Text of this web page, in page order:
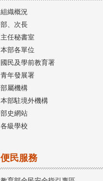
組織概況
部、次長
主任秘書室
本部各單位
國民及學前教育署
青年發展署
部屬機構
本部駐境外機構
部史網站
各級學校
便民服務